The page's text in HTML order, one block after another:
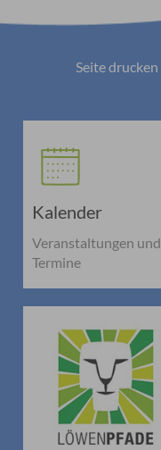
Seite drucken
Kalender
Veranstaltungen und
Termine